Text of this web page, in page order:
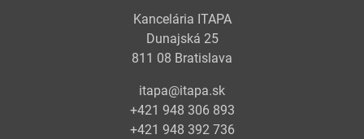
Kancelária ITAPA
Dunajská 25
811 08 Bratislava
itapa@itapa.sk
+421 948 306 893
+421 948 392 736